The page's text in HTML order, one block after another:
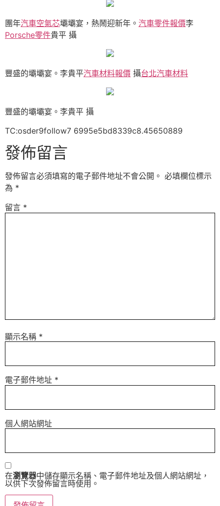
團年汽車空氣芯壩壩宴，熱鬧迎新年。 汽車零件報價李
Porsche零件貴平 攝
豐盛的壩壩宴。李貴平汽車材料報價 攝台北汽車材料
豐盛的壩壩宴。李貴平 攝
TC:osder9follow7 6995e5bd8339c8.45650889
發佈留言
發佈留言必須填寫的電子郵件地址不會公開。 必填欄位標示
為 *
留言 *
顯示名稱 *
電子郵件地址 *
個人網站網址
在瀏覽器中儲存顯示名稱、電子郵件地址及個人網站網址，
以供下次發佈留言時使用。